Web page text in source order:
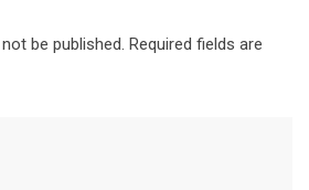
be published. Required fields are